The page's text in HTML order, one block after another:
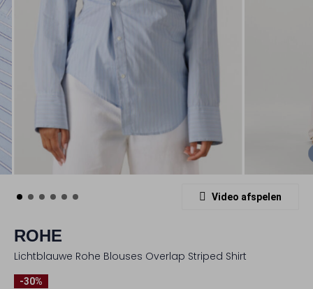
Video afspelen
ROHE
Lichtblauwe Rohe Blouses Overlap Striped Shirt
-30%